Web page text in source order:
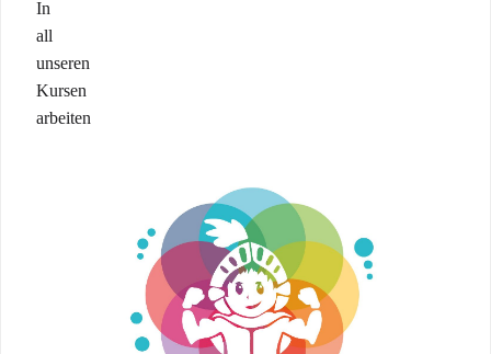
In
all
unseren
Kursen
arbeiten
Körpersprache,
Positionierung